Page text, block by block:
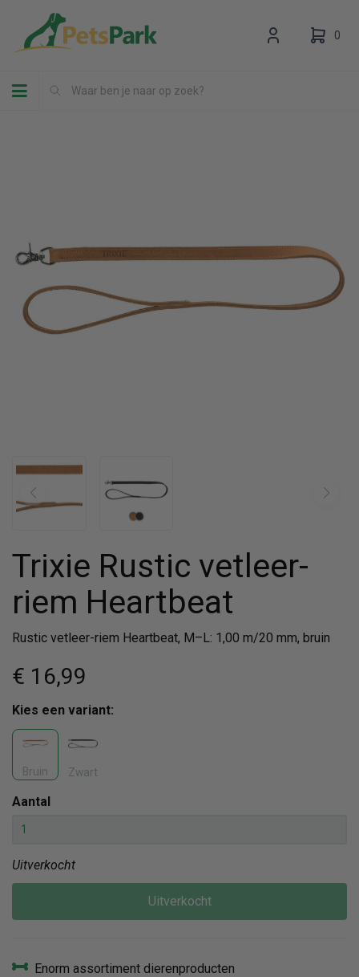
Toggle navigation
0
Trixie Rustic vetleer-
riem Heartbeat
Rustic vetleer-riem Heartbeat, M–L: 1,00 m/20 mm, bruin
€ 16,99
Kies een variant:
Bruin Zwart
Aantal
Uitverkocht
Uitverkocht
Enorm assortiment dierenproducten